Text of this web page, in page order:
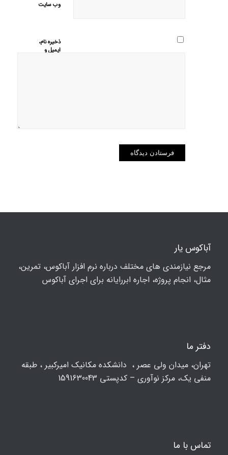
وب‌ سایت
ذخیره نام،
ایمیل و
آباکوس یار
مرجع نیازمندی های مختلف درباره نرم افزار آباکوس، تمرین،
مثال، انجام پروژه، اجاره ابررایانه برای اجرای آباکوس
دفتر ما
تهران، ميدان ولي عصر ، دانشکده مكانيك امیرکبیر ، طبقه
منفی یک، مرکز نوآوری – کدپستی 1591630043
تماس با ما